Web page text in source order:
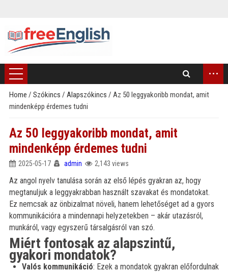
...
Home / Szókincs / Alapszókincs / Az 50 leggyakoribb mondat, amit
mindenképp érdemes tudni
Az 50 leggyakoribb mondat, amit
mindenképp érdemes tudni
2025-05-17 admin 2,143 views
Az angol nyelv tanulása során az első lépés gyakran az, hogy
megtanuljuk a leggyakrabban használt szavakat és mondatokat.
Ez nemcsak az önbizalmat növeli, hanem lehetőséget ad a gyors
kommunikációra a mindennapi helyzetekben – akár utazásról,
munkáról, vagy egyszerű társalgásról van szó.
Miért fontosak az alapszintű,
gyakori mondatok?
Valós kommunikáció: Ezek a mondatok gyakran előfordulnak